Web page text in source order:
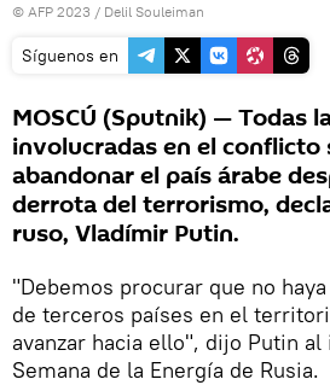
© AFP 2023 / Delil Souleiman
Síguenos en
MOSCÚ (Sputnik) — Todas
involucradas en el conflicto
abandonar el país árabe
derrota del terrorismo,
ruso, Vladímir Putin.
"Debemos procurar que no
de terceros países en el
avanzar hacia ello", dijo Putin
Semana de la Energía de Rusia.